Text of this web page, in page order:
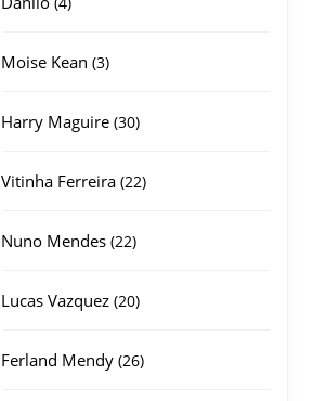
Moise Kean 33
Harry Maguire 3030
Vitinha Ferreira 2222
Nuno Mendes 2222
Lucas Vazquez 2020
Ferland Mendy 2626